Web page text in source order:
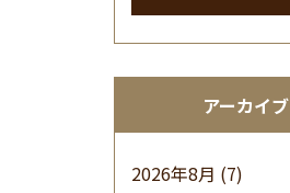
アーカイブ
2026年8月 (7)